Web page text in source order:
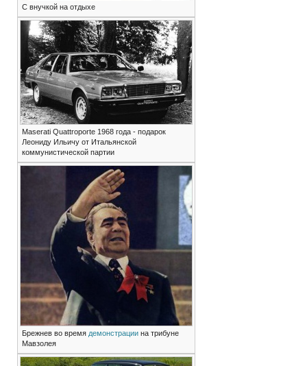
С внучкой на отдыхе
Maserati Quattroporte 1968 года - подарок
Леониду Ильичу от Итальянской
коммунистической партии
Брежнев во время демонстрациина трибуне
Мавзолея